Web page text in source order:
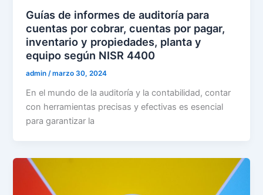
Guías de informes de auditoría para
cuentas por cobrar, cuentas por pagar,
inventario y propiedades, planta y
equipo según NISR 4400
admin/marzo 30, 2024
En el mundo de la auditoría y la contabilidad, contar
con herramientas precisas y efectivas es esencial
para garantizar la